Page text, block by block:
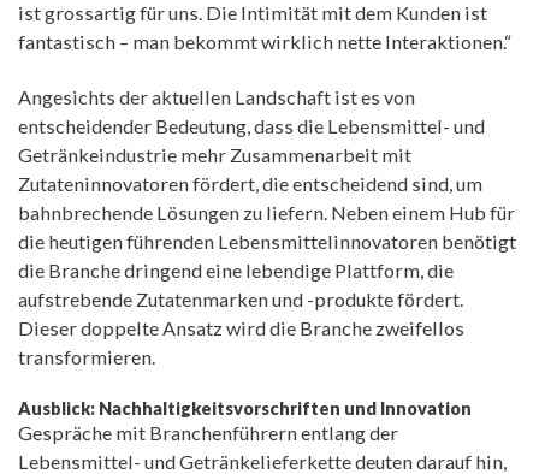
ist grossartig für uns. Die Intimität mit dem Kunden ist
fantastisch – man bekommt wirklich nette Interaktionen.“
Angesichts der aktuellen Landschaft ist es von
entscheidender Bedeutung, dass die Lebensmittel- und
Getränkeindustrie mehr Zusammenarbeit mit
Zutateninnovatoren fördert, die entscheidend sind, um
bahnbrechende Lösungen zu liefern. Neben einem Hub für
die heutigen führenden Lebensmittelinnovatoren benötigt
die Branche dringend eine lebendige Plattform, die
aufstrebende Zutatenmarken und -produkte fördert.
Dieser doppelte Ansatz wird die Branche zweifellos
transformieren.
Ausblick: Nachhaltigkeitsvorschriften und Innovation
Gespräche mit Branchenführern entlang der
Lebensmittel- und Getränkelieferkette deuten darauf hin,